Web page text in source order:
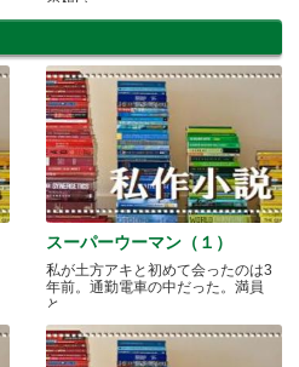
スーパーウーマン（１）
私が土方アキと初めて会ったのは3
年前。通勤電車の中だった。満員
と.....